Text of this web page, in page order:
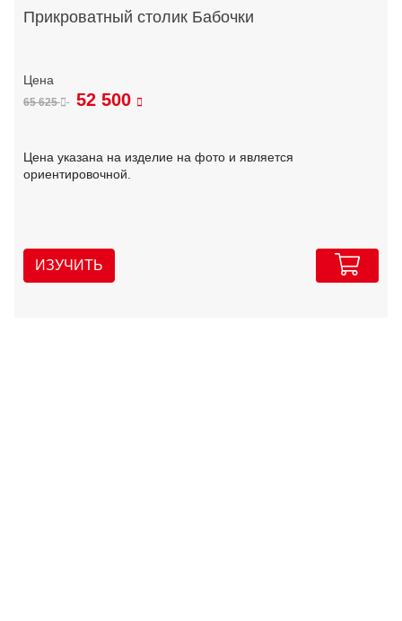
Прикроватный столик Бабочки
65 625 52 500
Цена указана на изделие на фото и является
ориентировочной.
ИЗУЧИТЬ